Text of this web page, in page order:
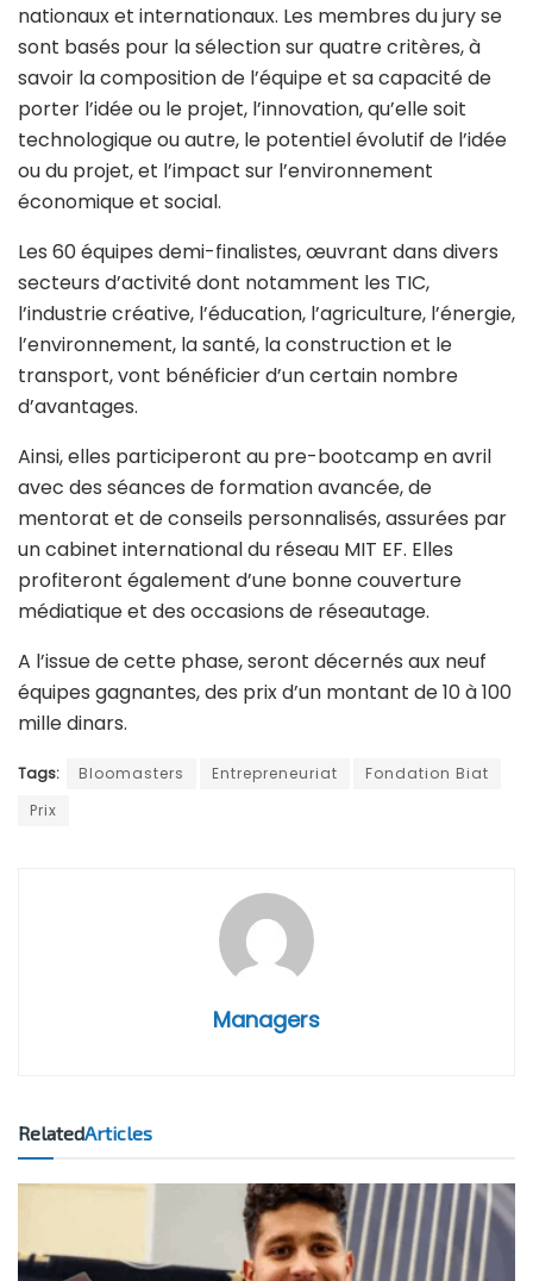
nationaux et internationaux. Les membres du jury se
sont basés pour la sélection sur quatre critères, à
savoir la composition de l’équipe et sa capacité de
porter l’idée ou le projet, l’innovation, qu’elle soit
technologique ou autre, le potentiel évolutif de l’idée
ou du projet, et l’impact sur l’environnement
économique et social.
Les 60 équipes demi-finalistes, œuvrant dans divers
secteurs d’activité dont notamment les TIC,
l’industrie créative, l’éducation, l’agriculture, l’énergie,
l’environnement, la santé, la construction et le
transport, vont bénéficier d’un certain nombre
d’avantages.
Ainsi, elles participeront au pre-bootcamp en avril
avec des séances de formation avancée, de
mentorat et de conseils personnalisés, assurées par
un cabinet international du réseau MIT EF. Elles
profiteront également d’une bonne couverture
médiatique et des occasions de réseautage.
A l’issue de cette phase, seront décernés aux neuf
équipes gagnantes, des prix d’un montant de 10 à 100
mille dinars.
Tags: Bloomasters Entrepreneuriat
Fondation Biat
Prix
Managers
RelatedArticles